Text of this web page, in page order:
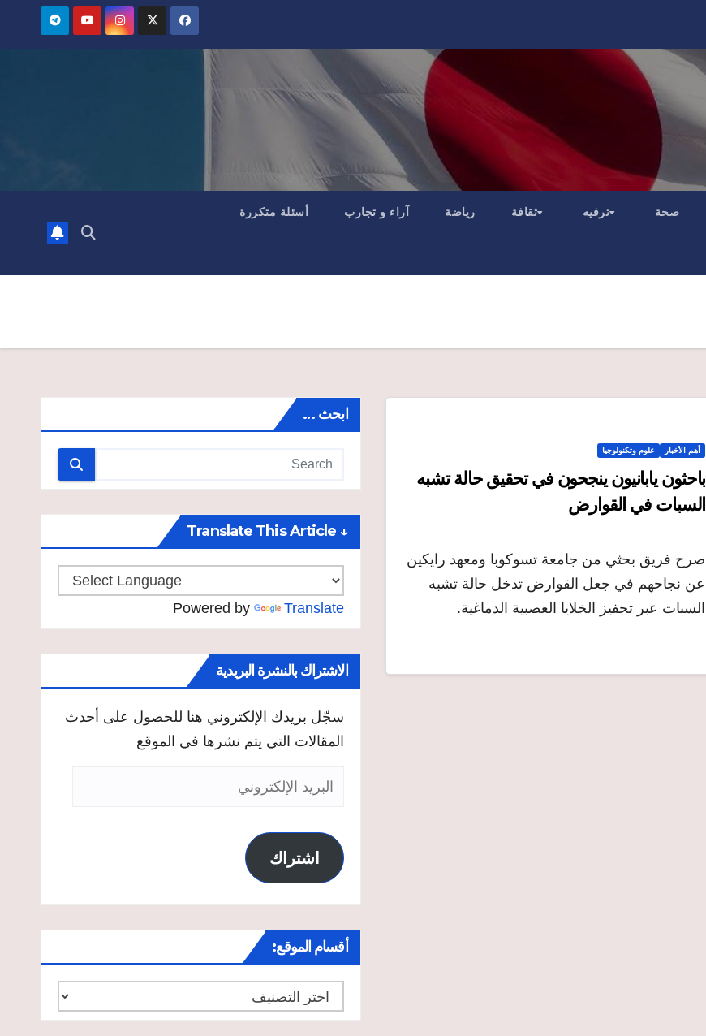
صحة ترفيه ثقافة رياضة آراء و تجارب أسئلة متكررة
أهم الأخبار علوم وتكنولوجيا
باحثون يابانيون ينجحون في تحقيق حالة تشبه
السبات في القوارض
صرح فريق بحثي من جامعة تسوكوبا ومعهد رايكين
عن نجاحهم في جعل القوارض تدخل حالة تشبه
السبات عبر تحفيز الخلايا العصبية الدماغية.
ابحث …
↓ Translate This Article
Powered by Translate
الاشتراك بالنشرة البريدية
سجّل بريدك الإلكتروني هنا للحصول على أحدث
المقالات التي يتم نشرها في الموقع
البريد
اشتراك
أقسام الموقع:
أقسام
الموقع: